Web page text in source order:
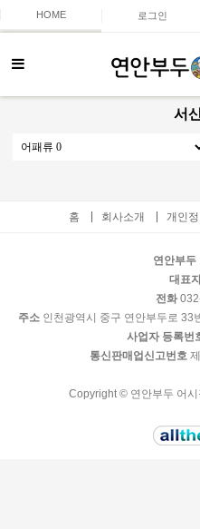
HOME 로그인
서
홈 회사소개 개인
연안부두
대표
전화
주소 인천광역시 중구 연안부두로 33
사업자 등록번
통신판매업신고번호
Copyright © 연안부두 어